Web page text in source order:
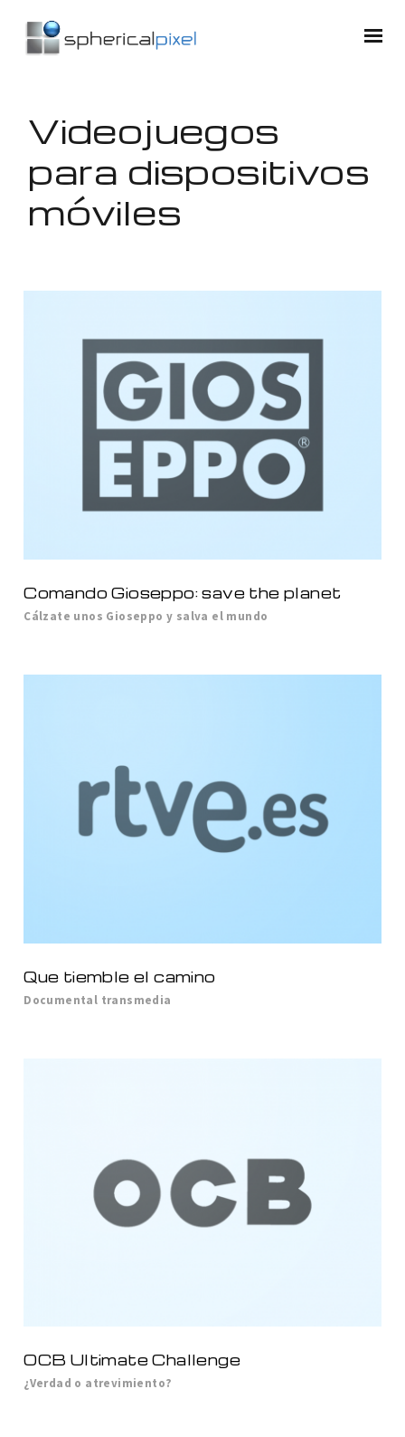
Videojuegos
para dispositivos
móviles
Comando Gioseppo: save the planet
Cálzate unos Gioseppo y salva el mundo
Que tiemble el camino
Documental transmedia
OCB Ultimate Challenge
¿Verdad o atrevimiento?